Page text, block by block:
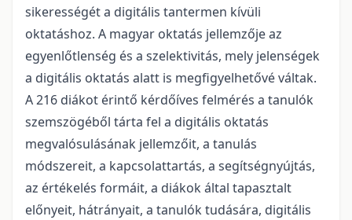
sikerességét a digitális tantermen kívüli
oktatáshoz. A magyar oktatás jellemzője az
egyenlőtlenség és a szelektivitás, mely jelenségek
a digitális oktatás alatt is megfigyelhetővé váltak.
A 216 diákot érintő kérdőíves felmérés a tanulók
szemszögéből tárta fel a digitális oktatás
megvalósulásának jellemzőit, a tanulás
módszereit, a kapcsolattartás, a segítségnyújtás,
az értékelés formáit, a diákok által tapasztalt
előnyeit, hátrányait, a tanulók tudására, digitális